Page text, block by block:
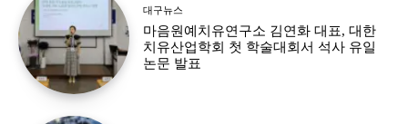
대구뉴스
마음원예치유연구소 김연화 대표, 대한
치유산업학회 첫 학술대회서 석사 유일
논문 발표